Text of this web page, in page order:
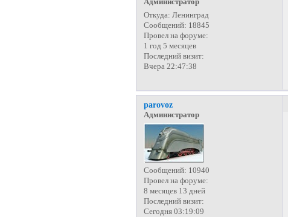
Администратор
Откуда: Ленинград
Сообщений: 18845
Провел на форуме:
1 год 5 месяцев
Последний визит:
Вчера 22:47:38
parovoz
Администратор
Сообщений: 10940
Провел на форуме:
8 месяцев 13 дней
Последний визит:
Сегодня 03:19:09